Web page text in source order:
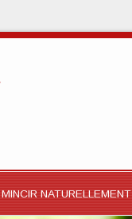
MINCIR NATURELLEMENT